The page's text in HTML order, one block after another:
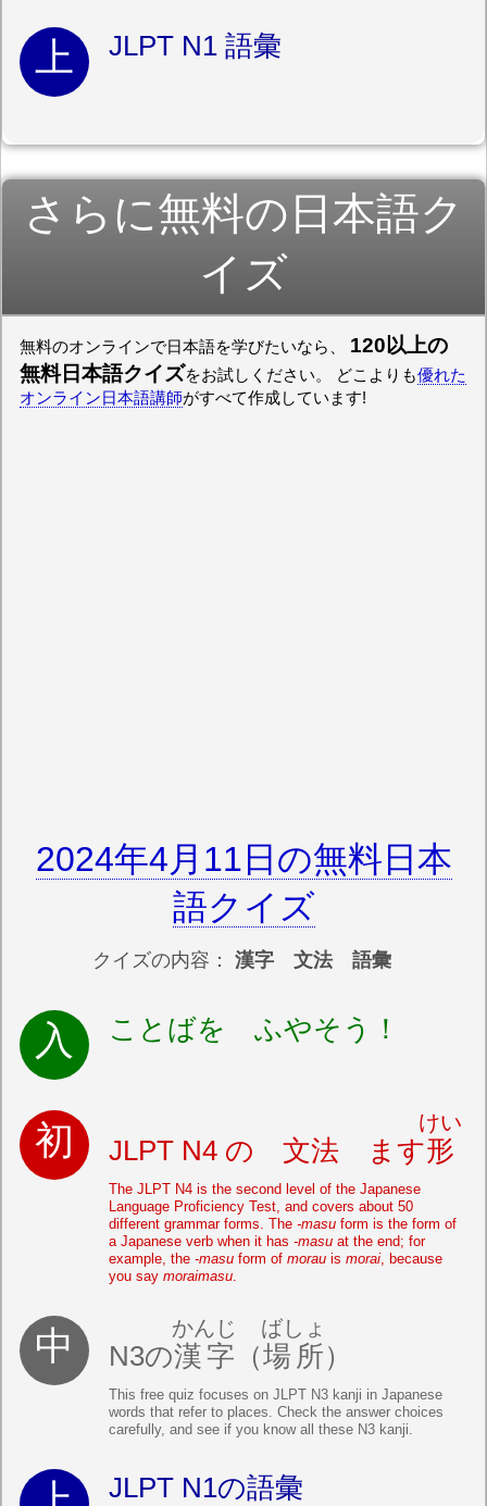
JLPT N1 語彙
さらに無料の日本語ク
イズ
無料のオンラインで日本語を学びたいなら、 120以上の
無料日本語クイズ
をお試しください。 どこよりも優れた
オンライン日本語講師がすべて作成しています!
2024年4月11日の無料日本
語クイズ
クイズの内容： 漢字 文法 語彙
ことばを ふやそう！
JLPT N4 の 文法 ます形
けい
The JLPT N4 is the second level of the Japanese
Language Proficiency Test, and covers about 50
different grammar forms. The -masu form is the form of
a Japanese verb when it has -masu at the end; for
example, the -masu form of morau is morai, because
you say moraimasu.
N3の漢字
かんじ
（場所
ばしょ
）
This free quiz focuses on JLPT N3 kanji in Japanese
words that refer to places. Check the answer choices
carefully, and see if you know all these N3 kanji.
JLPT N1の語彙